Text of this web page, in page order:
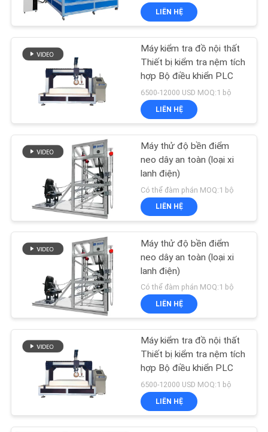
TIN
TỨC
ÁN
TRANG
WEB
CHÍNH
SÁCH
BẢO
MẬT
Phòng Nhiệt độ
Nhiệt độ
42
Phòng tăng tốc lão
hóa
61
Thiết bị kiểm tra IP
LIÊN HỆ
Máy kiểm tra đồ nội thất
Thiết bị kiểm tra nệm tích
hợp Bộ điều khiển PLC
6500-12000 USD MOQ:1 bộ
LIÊN HỆ
Máy thử độ bền điểm
neo dây an toàn (loại xi
lanh điện)
Có thể đàm phán MOQ:1 bộ
LIÊN HỆ
Máy thử độ bền điểm
neo dây an toàn (loại xi
lanh điện)
Có thể đàm phán MOQ:1 bộ
LIÊN HỆ
Máy kiểm tra đồ nội thất
Thiết bị kiểm tra nệm tích
hợp Bộ điều khiển PLC
6500-12000 USD MOQ:1 bộ
LIÊN HỆ